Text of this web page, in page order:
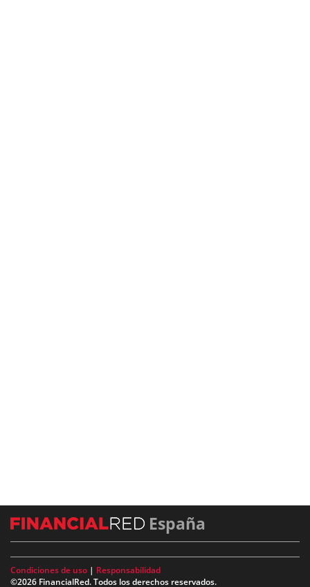
España
Condiciones de uso | Responsabilidad
©2026 FinancialRed. Todos los derechos reservados.